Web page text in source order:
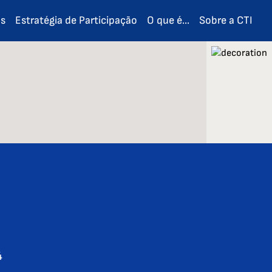
Estratégia de Participação O que é... Sobre a CTI